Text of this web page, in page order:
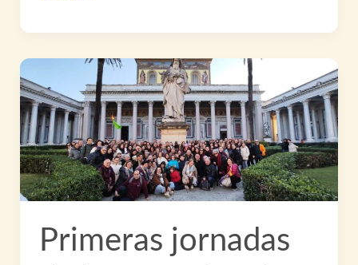
2025
Primeras jornadas